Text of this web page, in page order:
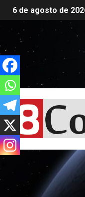
6 de agosto de